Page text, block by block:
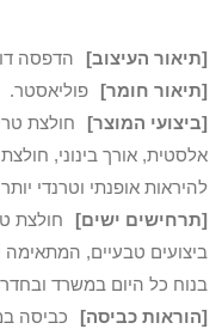
[תיאור העיצוב]
הדפסה
[תיאור חומר]
פוליאסטר.
[ביצועי המוצר]
חולצת
אלסטית, אורך בינוני,
להיראות אופנתי וטרנדי
[תרחישים ישים]
חולצת
ביצועים טבעיים, המתאימה
בנוח כל היום במשרד
[הוראות כביסה]
כביסה